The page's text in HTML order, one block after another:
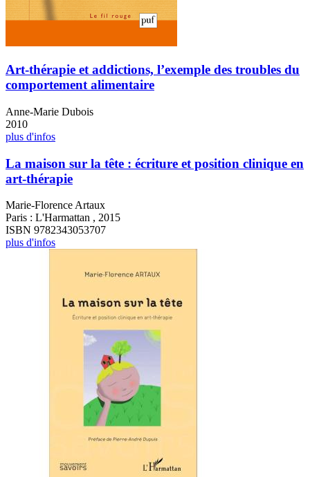
Art-thérapie et addictions, l’exemple des troubles du
comportement alimentaire
Anne-Marie Dubois
2010
plus d'infos
La maison sur la tête : écriture et position clinique en
art-thérapie
Marie-Florence Artaux
Paris : L'Harmattan , 2015
ISBN 9782343053707
plus d'infos